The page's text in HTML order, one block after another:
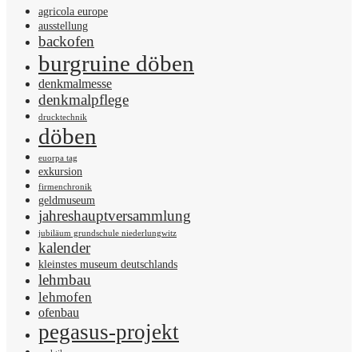
agricola europe
ausstellung
backofen
burgruine döben
denkmalmesse
denkmalpflege
drucktechnik
döben
euorpa tag
exkursion
firmenchronik
geldmuseum
jahreshauptversammlung
jubiläum grundschule niederlungwitz
kalender
kleinstes museum deutschlands
lehmbau
lehmofen
ofenbau
pegasus-projekt